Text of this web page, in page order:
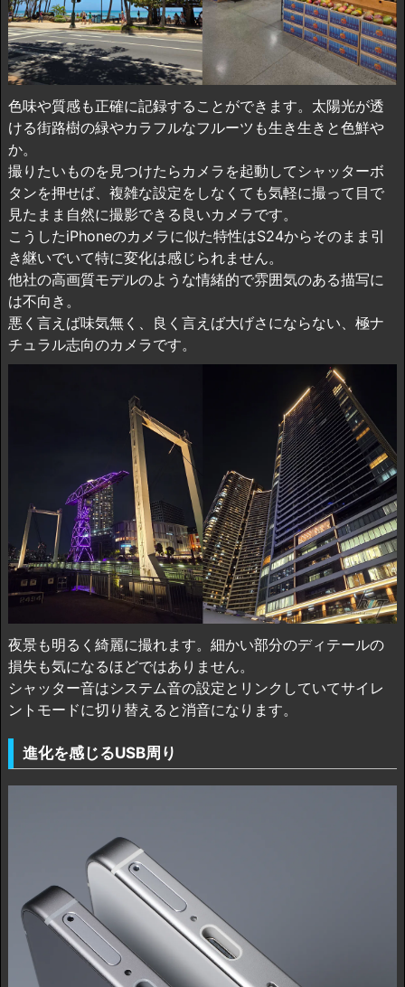
色味や質感も正確に記録することができます。太陽光が透
ける街路樹の緑やカラフルなフルーツも生き生きと色鮮や
か。
撮りたいものを見つけたらカメラを起動してシャッターボ
タンを押せば、複雑な設定をしなくても気軽に撮って目で
見たまま自然に撮影できる良いカメラです。
こうしたiPhoneのカメラに似た特性はS24からそのまま引
き継いでいて特に変化は感じられません。
他社の高画質モデルのような情緒的で雰囲気のある描写に
は不向き。
悪く言えば味気無く、良く言えば大げさにならない、極ナ
チュラル志向のカメラです。
夜景も明るく綺麗に撮れます。細かい部分のディテールの
損失も気になるほどではありません。
シャッター音はシステム音の設定とリンクしていてサイレ
ントモードに切り替えると消音になります。
進化を感じるUSB周り